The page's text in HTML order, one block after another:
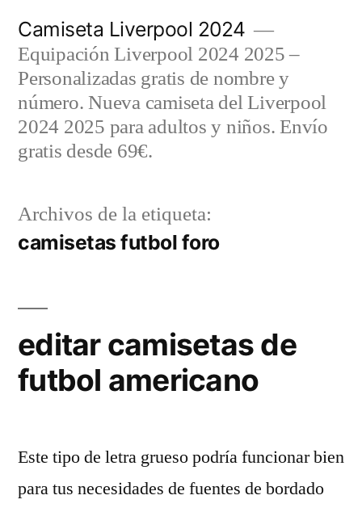
contenido
Camiseta Liverpool 2024
Equipación Liverpool 2024 2025 –
Personalizadas gratis de nombre y
número. Nueva camiseta del Liverpool
2024 2025 para adultos y niños. Envío
gratis desde 69€.
Archivos de la etiqueta:
camisetas futbol foro
editar camisetas de
futbol americano
Este tipo de letra grueso podría funcionar bien
para tus necesidades de fuentes de bordado